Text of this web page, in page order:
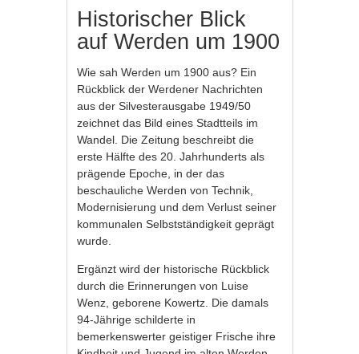
Historischer Blick
auf Werden um 1900
Wie sah Werden um 1900 aus? Ein
Rückblick der Werdener Nachrichten
aus der Silvesterausgabe 1949/50
zeichnet das Bild eines Stadtteils im
Wandel. Die Zeitung beschreibt die
erste Hälfte des 20. Jahrhunderts als
prägende Epoche, in der das
beschauliche Werden von Technik,
Modernisierung und dem Verlust seiner
kommunalen Selbstständigkeit geprägt
wurde.
Ergänzt wird der historische Rückblick
durch die Erinnerungen von Luise
Wenz, geborene Kowertz. Die damals
94-Jährige schilderte in
bemerkenswerter geistiger Frische ihre